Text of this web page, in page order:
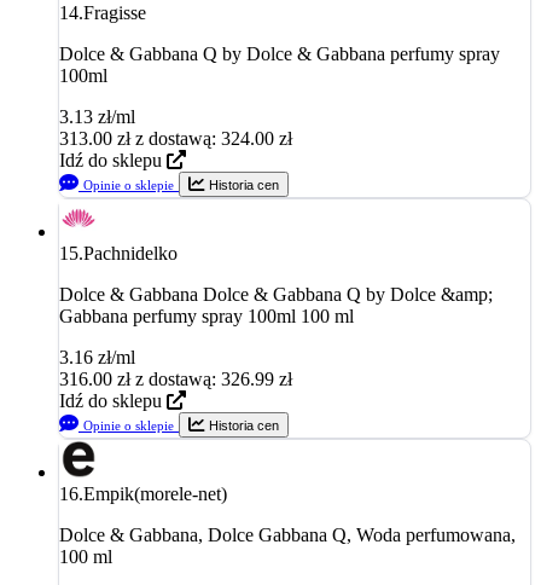
14.Fragisse
Dolce & Gabbana Q by Dolce & Gabbana perfumy spray
100ml
3.13 zł/ml
313.00 zł z dostawą: 324.00 zł
Idź do sklepu
Opinie o sklepie Historia cen
15.Pachnidelko
Dolce & Gabbana Dolce & Gabbana Q by Dolce &amp;
Gabbana perfumy spray 100ml 100 ml
3.16 zł/ml
316.00 zł z dostawą: 326.99 zł
Idź do sklepu
Opinie o sklepie Historia cen
16.Empik(morele-net)
Dolce & Gabbana, Dolce Gabbana Q, Woda perfumowana,
100 ml